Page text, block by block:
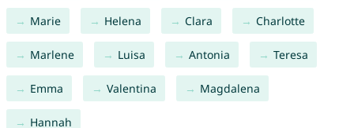
Marie Helena Clara Charlotte
Marlene Luisa Antonia Teresa
Emma Valentina Magdalena
Hannah